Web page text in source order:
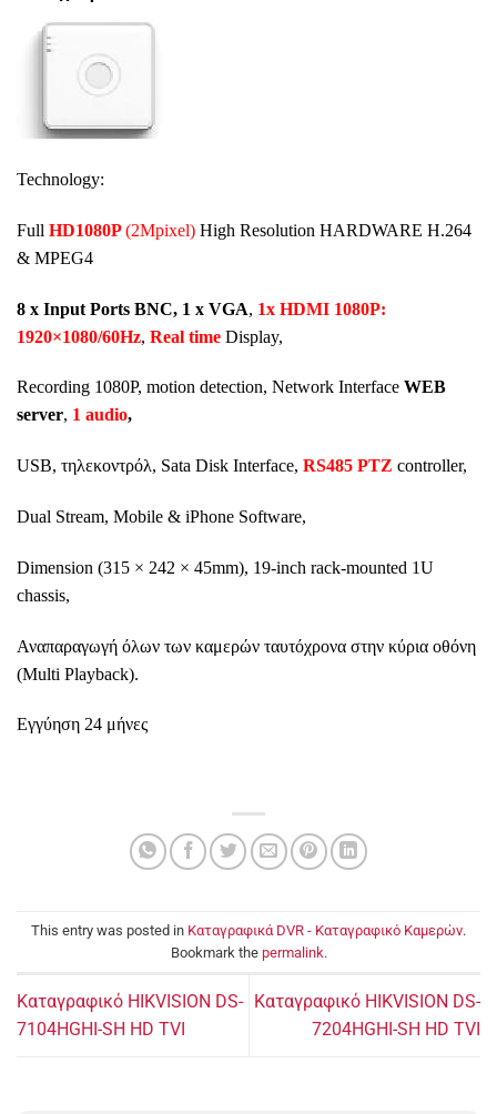
Technology:
Full HD1080P(2Mpixel) High Resolution HARDWARE H.264
& MPEG4
8 x Input Ports BNC, 1 x VGA, 1x HDMI 1080P:
1920×1080/60Hz, Real time Display,
Recording 1080P, motion detection, Network Interface WEB
server, 1 audio,
USB, τηλεκοντρόλ, Sata Disk Interface, RS485 PTZ controller,
Dual Stream, Mobile & iPhone Software,
Dimension (315 × 242 × 45mm), 19-inch rack-mounted 1U
chassis,
Αναπαραγωγή όλων των καμερών ταυτόχρονα στην κύρια οθόνη
(Multi Playback).
Εγγύηση 24 μήνες
This entry was posted in Καταγραφικά DVR - Καταγραφικό Καμερών.
Bookmark the permalink.
Καταγραφικό HIKVISION DS-
7104HGHI-SH HD TVI
Καταγραφικό HIKVISION DS-
7204HGHI-SH HD TVI